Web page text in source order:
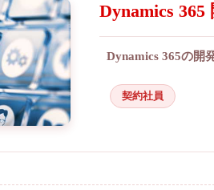
Dynamics
Dynamics 365の開
契約社員